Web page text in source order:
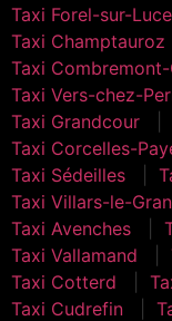
Taxi Forel-sur-
Taxi Champtauroz
Taxi Combremont-
Taxi Vers-chez-
Taxi Grandcour
Taxi Corcelles-
Taxi Sédeilles
Taxi Villars-le-
Taxi Avenches
Taxi Vallamand
Taxi Cotterd
Taxi Cudrefin